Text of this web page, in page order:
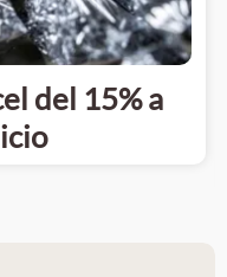
del 15% a